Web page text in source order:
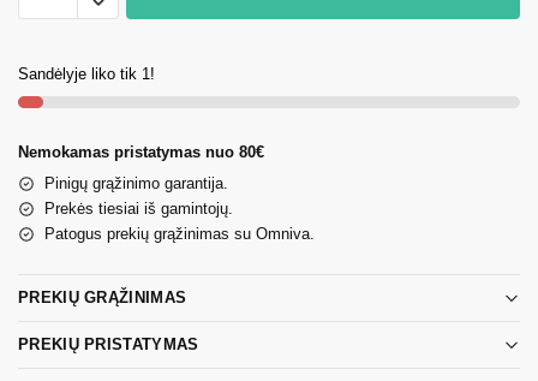
Sandėlyje liko tik 1!
Nemokamas pristatymas nuo 80€
Pinigų grąžinimo garantija.
Prekės tiesiai iš gamintojų.
Patogus prekių grąžinimas su Omniva.
PREKIŲ GRĄŽINIMAS
PREKIŲ PRISTATYMAS